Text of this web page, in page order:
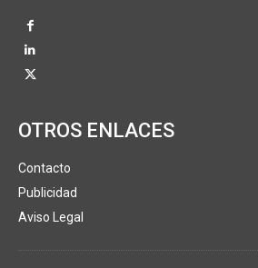
OTROS ENLACES
Contacto
Publicidad
Aviso Legal